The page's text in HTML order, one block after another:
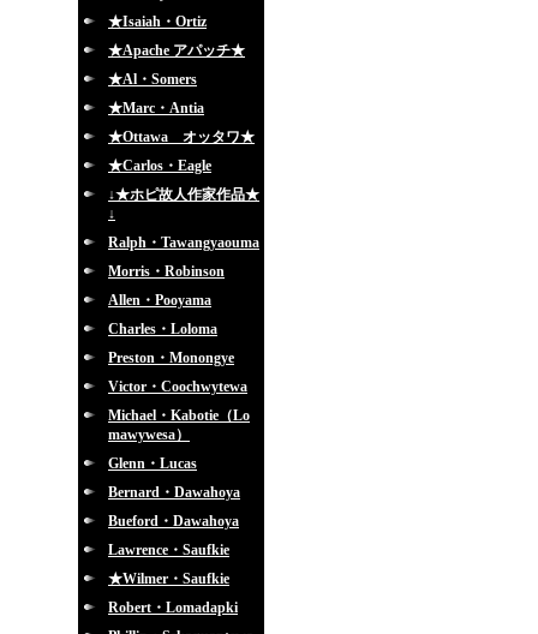
★Isaiah・Ortiz
★Apache アパッチ★
★Al・Somers
★Marc・Antia
★Ottawa オッタワ★
★Carlos・Eagle
↓★ホピ故人作家作品★
↓
Ralph・Tawangyaouma
Morris・Robinson
Allen・Pooyama
Charles・Loloma
Preston・Monongye
Victor・Coochwytewa
Michael・Kabotie（Lo
mawywesa）
Glenn・Lucas
Bernard・Dawahoya
Bueford・Dawahoya
Lawrence・Saufkie
★Wilmer・Saufkie
Robert・Lomadapki